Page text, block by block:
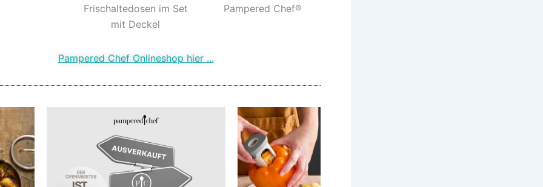
Frischaltedosen im Set
mit Deckel
Pampered Chef®
Pampered Chef Onlineshop hier ...